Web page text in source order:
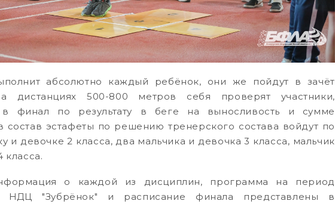
абсолютно каждый ребёнок, они же пойдут в зачёт
дистанциях 500-800 метров себя проверят участники,
в финал по результату в беге на выносливость и сумме
состав эстафеты по решению тренерского состава войдут по
и девочке 2 класса, два мальчика и девочка 3 класса, мальчик
класса.
о каждой из дисциплин, программа на период
НДЦ "Зубрёнок" и расписание финала представлены в